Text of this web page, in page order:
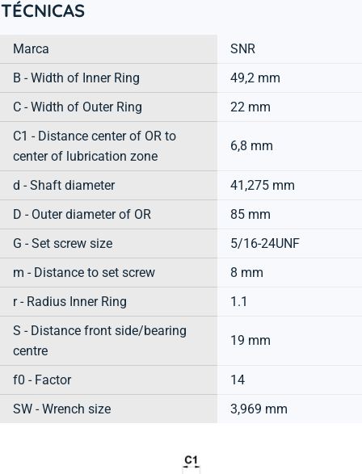
TÉCNICAS
Marca
SNR
B - Width of Inner Ring
49,2 mm
C - Width of Outer Ring
22 mm
C1 - Distance center of OR to
center of lubrication zone
6,8 mm
d - Shaft diameter
41,275 mm
D - Outer diameter of OR
85 mm
G - Set screw size
5/16-24UNF
m - Distance to set screw
8 mm
r - Radius Inner Ring
1.1
S - Distance front side/bearing
centre
19 mm
f0 - Factor
14
SW - Wrench size
3,969 mm